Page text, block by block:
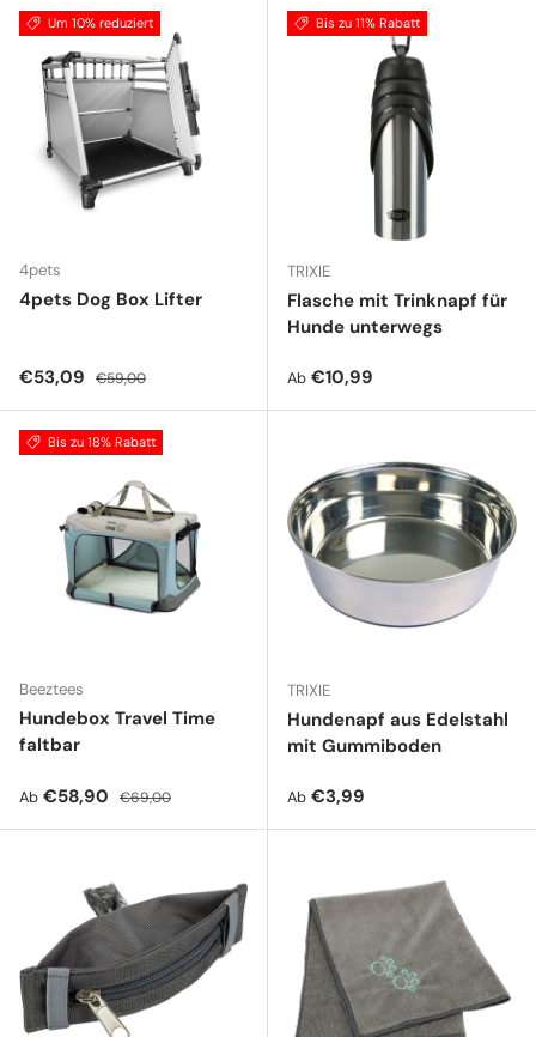
Um 10% reduziert
4pets
4pets Dog Box Lifter
Verkaufspreis
€53,09 Normaler Preis
€59,00
Bis zu 11% Rabatt
TRIXIE
Flasche mit Trinknapf für
Hunde unterwegs
Normaler Preis
Ab €10,99
Bis zu 18% Rabatt
Beeztees
Hundebox Travel Time
faltbar
Verkaufspreis
Ab €58,90 Normaler Preis
€69,00
TRIXIE
Hundenapf aus Edelstahl
mit Gummiboden
Normaler Preis
Ab €3,99